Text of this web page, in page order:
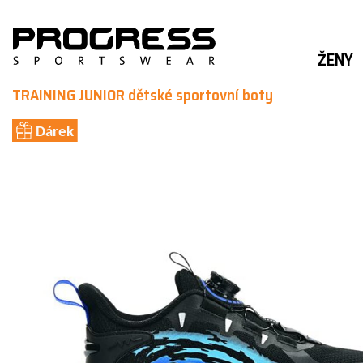
ŽENY
TRAINING JUNIOR dětské sportovní boty